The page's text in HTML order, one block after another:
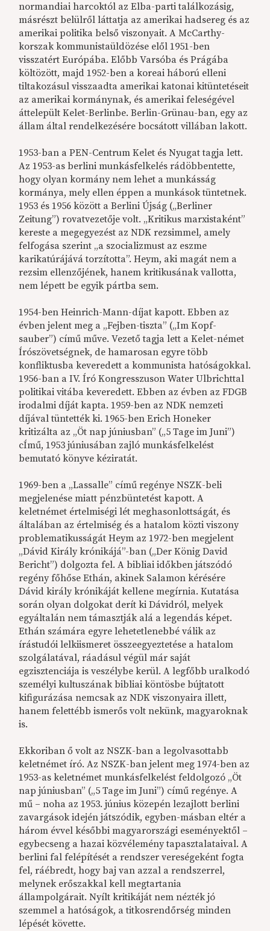
normandiai harcoktól az Elba-parti találkozásig,
másrészt belülről láttatja az amerikai hadsereg és az
amerikai politika belső viszonyait. A McCarthy-
korszak kommunistaüldözése elől 1951-ben
visszatért Európába. Előbb Varsóba és Prágába
költözött, majd 1952-ben a koreai háború elleni
tiltakozásul visszaadta amerikai katonai kitüntetéseit
az amerikai kormánynak, és amerikai feleségével
áttelepült Kelet-Berlinbe. Berlin-Grünau-ban, egy az
állam által rendelkezésére bocsátott villában lakott.
1953-ban a PEN-Centrum Kelet és Nyugat tagja lett.
Az 1953-as berlini munkásfelkelés rádöbbentette,
hogy olyan kormány nem lehet a munkásság
kormánya, mely ellen éppen a munkások tüntetnek.
1953 és 1956 között a Berlini Újság („Berliner
Zeitung”) rovatvezetője volt. „Kritikus marxistaként”
kereste a megegyezést az NDK rezsimmel, amely
felfogása szerint „a szocializmust az eszme
karikatúrájává torzította”. Heym, aki magát nem a
rezsim ellenzőjének, hanem kritikusának vallotta,
nem lépett be egyik pártba sem.
1954-ben Heinrich-Mann-díjat kapott. Ebben az
évben jelent meg a „Fejben-tiszta” („Im Kopf-
sauber”) című műve. Vezető tagja lett a Kelet-német
Írószövetségnek, de hamarosan egyre több
konfliktusba keveredett a kommunista hatóságokkal.
1956-ban a IV. Író Kongresszuson Water Ulbrichttal
politikai vitába keveredett. Ebben az évben az FDGB
irodalmi díját kapta. 1959-ben az NDK nemzeti
díjával tüntették ki. 1965-ben Erich Honeker
kritizálta az „Öt nap júniusban” („5 Tage im Juni”)
cÍmű, 1953 júniusában zajló munkásfelkelést
bemutató könyve kéziratát.
1969-ben a „Lassalle” című regénye NSZK-beli
megjelenése miatt pénzbüntetést kapott. A
keletnémet értelmiségi lét meghasonlottságát, és
általában az értelmiség és a hatalom közti viszony
problematikusságát Heym az 1972-ben megjelent
„Dávid Király krónikájá”-ban („Der König David
Bericht”) dolgozta fel. A bibliai időkben játszódó
regény főhőse Ethán, akinek Salamon kérésére
Dávid király krónikáját kellene megírnia. Kutatása
során olyan dolgokat derít ki Dávidról, melyek
egyáltalán nem támasztják alá a legendás képet.
Ethán számára egyre lehetetlenebbé válik az
írástudói lelkiismeret összeegyeztetése a hatalom
szolgálatával, ráadásul végül már saját
egzisztenciája is veszélybe kerül. A legfőbb uralkodó
személyi kultuszának bibliai köntösbe bújtatott
kifigurázása nemcsak az NDK viszonyaira illett,
hanem felettébb ismerős volt nekünk, magyaroknak
is.
Ekkoriban ő volt az NSZK-ban a legolvasottabb
keletnémet író. Az NSZK-ban jelent meg 1974-ben az
1953-as keletnémet munkásfelkelést feldolgozó „Öt
nap júniusban” („5 Tage im Juni”) című regénye. A
mű – noha az 1953. június közepén lezajlott berlini
zavargások idején játszódik, egyben-másban eltér a
három évvel későbbi magyarországi eseményektől –
egybecseng a hazai közvélemény tapasztalataival. A
berlini fal felépítését a rendszer vereségeként fogta
fel, ráébredt, hogy baj van azzal a rendszerrel,
melynek erőszakkal kell megtartania
állampolgárait. Nyílt kritikáját nem nézték jó
szemmel a hatóságok, a titkosrendőrség minden
lépését követte.